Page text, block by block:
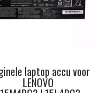
laptop accu voor
LENOVO